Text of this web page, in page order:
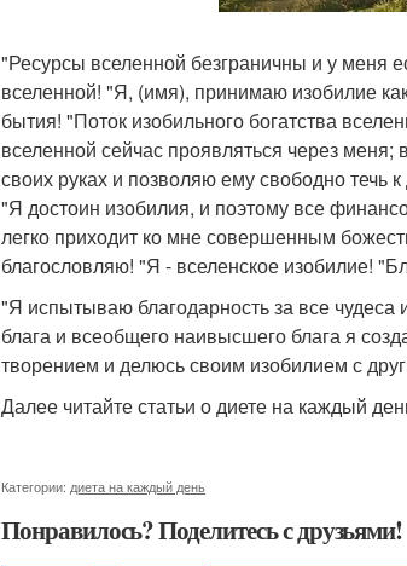
"Ресурсы вселенной безграничны и у меня
вселенной! "Я, (имя), принимаю изобилие
бытия! "Поток изобильного богатства
вселенной сейчас проявляться через
своих руках и позволяю ему свободно течь
"Я достоин изобилия, и поэтому все
легко приходит ко мне совершенным
благословляю! "Я - вселенское изобилие!
"Я испытываю благодарность за все
блага и всеобщего наивысшего блага я
творением и делюсь своим изобилием с
Далее читайте статьи о диете на каждый
Категории: диета на каждый день
Понравилось? Поделитесь с друзьями!